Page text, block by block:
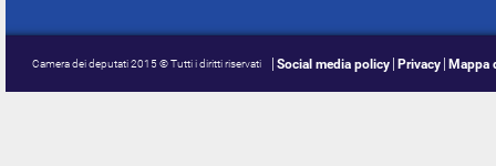
Camera dei deputati 2015 © Tutti i diritti riservati Social media policy Privacy Mappa